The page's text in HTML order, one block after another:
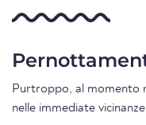
Purtroppo, al momento
nelle immediate